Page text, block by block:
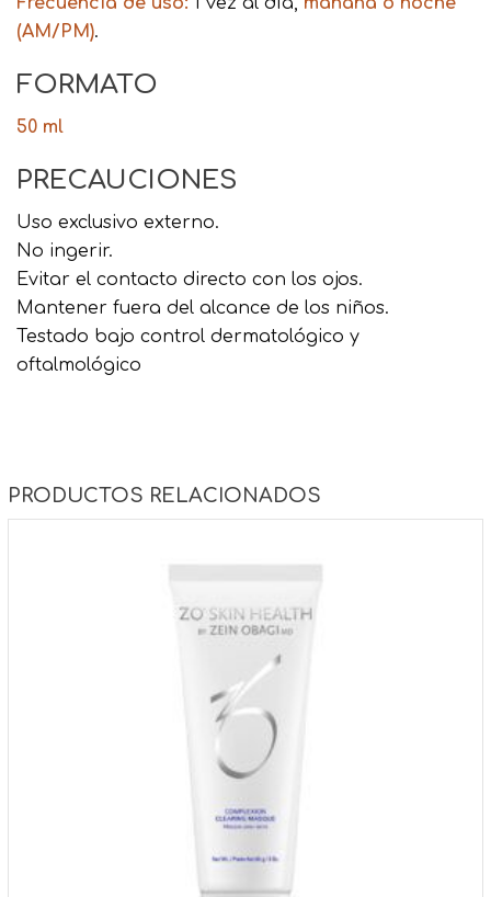
(AM/PM).
FORMATO
50 ml
PRECAUCIONES
Uso exclusivo externo.
No ingerir.
Evitar el contacto directo con los ojos.
Mantener fuera del alcance de los niños.
Testado bajo control dermatológico y
oftalmológico
PRODUCTOS RELACIONADOS